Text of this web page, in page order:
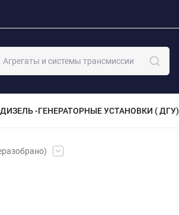
ДИЗЕЛЬ -ГЕНЕРАТОРНЫЕ УСТАНОВКИ ( ДГУ)